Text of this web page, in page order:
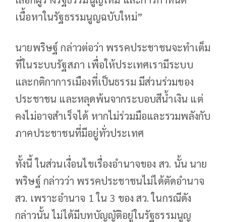
เนื้อหาในรัฐธรรมนูญฉบับใหม่”
นายพริษฐ์ กล่าวต่อว่า พรรคประชาชนจะทำเต็ม
ที่ในระบบรัฐสภา เพื่อให้ประเทศเรามีระบบ
และกติกาการเมืองที่เป็นธรรม มีส่วนร่วมของ
ประชาชน และหลุดพ้นจากระบอบสีน้ำเงิน แต่
คงไม่อาจสำเร็จได้ หากไม่ร่วมมือและรวมพลังกับ
ภาคประชาชนที่มีอยู่ทั่วประเทศ
ทั้งนี้ ในส่วนเงื่อนไขเรื่องอำนาจของ สว. นั้น นาย
พริษฐ์ กล่าวว่า พรรคประชาชนไม่ได้ตัดอำนาจ
สว. เพราะอำนาจ 1 ใน 3 ของ สว. ในกรณีดัง
กล่าวนั้น ไม่ได้มีบทบัญญัติอยู่ในรัฐธรรมนูญ